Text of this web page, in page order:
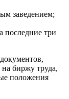
заведением;
последние три
на биржу труда,
положения